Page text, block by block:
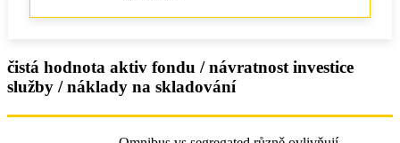
čistá hodnota aktiv fondu / návratnost investice
služby / náklady na skladování